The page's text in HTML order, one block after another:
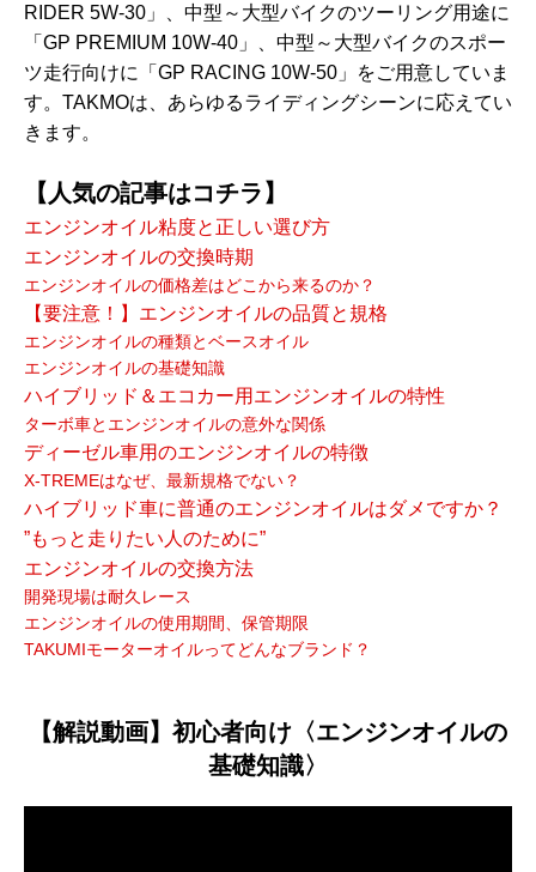
RIDER 5W-30」、中型～大型バイクのツーリング用途に
「GP PREMIUM 10W-40」、中型～大型バイクのスポー
ツ走行向けに「GP RACING 10W-50」をご用意していま
す。TAKMOは、あらゆるライディングシーンに応えてい
きます。
【人気の記事はコチラ】
エンジンオイル粘度と正しい選び方
エンジンオイルの交換時期
エンジンオイルの価格差はどこから来るのか？
【要注意！】エンジンオイルの品質と規格
エンジンオイルの種類とベースオイル
エンジンオイルの基礎知識
ハイブリッド＆エコカー用エンジンオイルの特性
ターボ車とエンジンオイルの意外な関係
ディーゼル車用のエンジンオイルの特徴
X-TREMEはなぜ、最新規格でない？
ハイブリッド車に普通のエンジンオイルはダメですか？
”もっと走りたい人のために”
エンジンオイルの交換方法
開発現場は耐久レース
エンジンオイルの使用期間、保管期限
TAKUMIモーターオイルってどんなブランド？
【解説動画】初心者向け〈エンジンオイルの
基礎知識〉